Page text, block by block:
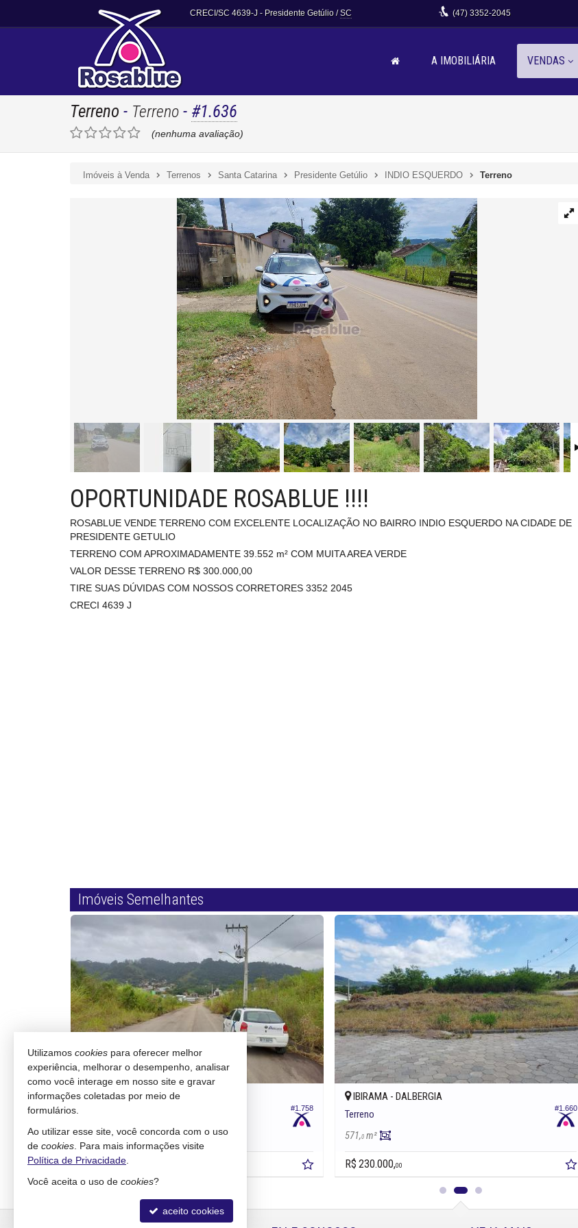
CRECI/SC 4639-J - Presidente Getúlio /SC (47) 3352-2045
A IMOBILIÁRIA VENDAS
Terreno - Terreno - #1.636
(nenhuma avaliação)
Imóveis à Venda Terrenos Santa Catarina Presidente Getúlio INDIO ESQUERDO Terreno
OPORTUNIDADE ROSABLUE !!!!
ROSABLUE VENDE TERRENO COM EXCELENTE LOCALIZAÇÃO NO BAIRRO INDIO ESQUERDO NA CIDADE DE
PRESIDENTE GETULIO
TERRENO COM APROXIMADAMENTE 39.552 m² COM MUITA AREA VERDE
VALOR DESSE TERRENO R$ 300.000,00
TIRE SUAS DÚVIDAS COM NOSSOS CORRETORES 3352 2045
CRECI 4639 J
Imóveis Semelhantes
#1.718 #1.758
PRESIDENTE GETÚLIO -
527,0m²
R$ 280.000,
#1.660
IBIRAMA - DALBERGIA
Terreno
571,0m²
R$ 230.000,00
Utilizamos cookies para oferecer melhor
experiência, melhorar o desempenho, analisar
como você interage em nosso site e gravar
informações coletadas por meio de
formulários.
Ao utilizar esse site, você concorda com o uso
de cookies . Para mais informações visite
Política de Privacidade
Você aceita o uso de cookies?
aceito cookies